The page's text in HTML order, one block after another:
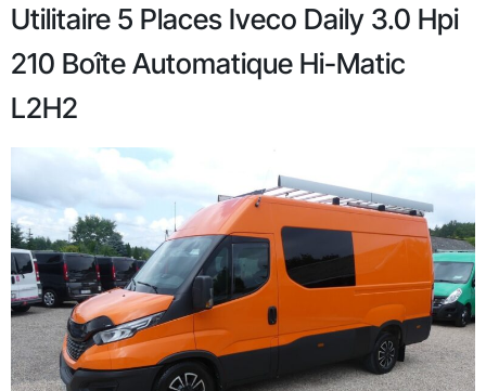
Utilitaire 5 Places Iveco Daily 3.0 Hpi
210 Boîte Automatique Hi-Matic
L2H2